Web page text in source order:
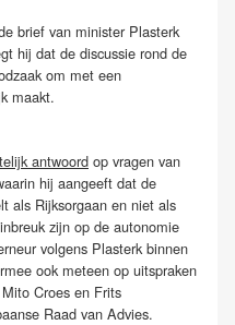
brief van minister Plasterk
hij dat de discussie rond de
om met een
maakt.
antwoord op vragen van
hij aangeeft dat de
als Rijksorgaan en niet als
zijn op de autonomie
volgens Plasterk binnen
ook meteen op uitspraken
Croes en Frits
Raad van Advies.